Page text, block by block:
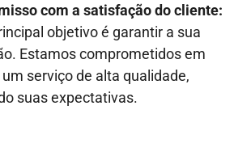
com a satisfação do cliente:
objetivo é garantir a sua
Estamos comprometidos em
serviço de alta qualidade,
suas expectativas.